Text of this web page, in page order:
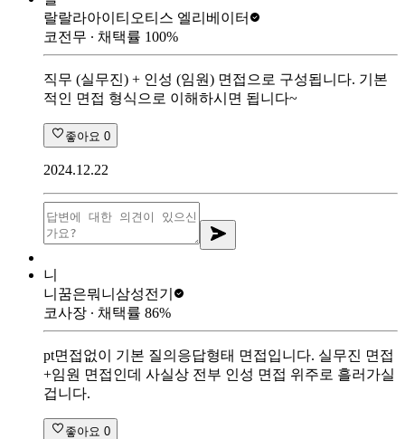
랄랄라아이티 오티스 엘리베이터
코전무 ∙ 채택률 100%
직무 (실무진) + 인성 (임원) 면접으로 구성됩니다. 기본
적인 면접 형식으로 이해하시면 됩니다~
좋아요 0
2024.12.22
니
니꿈은뭐니 삼성전기
코사장 ∙ 채택률 86%
pt면접없이 기본 질의응답형태 면접입니다. 실무진 면접
+임원 면접인데 사실상 전부 인성 면접 위주로 흘러가실
겁니다.
좋아요 0